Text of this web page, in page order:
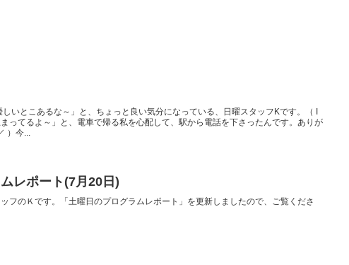
いとこあるな～」と、ちょっと良い気分になっている、日曜スタッフKです。（ I
ってるよ～」と、電車で帰る私を心配して、駅から電話を下さったんです。ありが
）今...
レポート(7月20日)
フのＫです。「土曜日のプログラムレポート」を更新しましたので、ご覧くださ